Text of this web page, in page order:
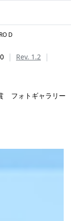
D
Rev. 1.2
フォトギャラリー